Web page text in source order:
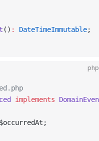
() : DateTimeImmutable;
php
implements